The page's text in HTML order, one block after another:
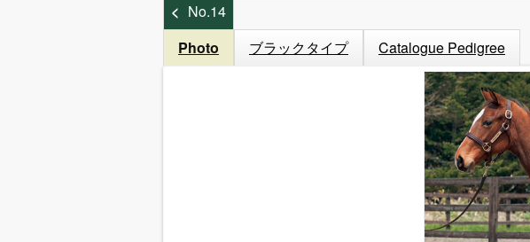
No.14
Photo
ブラックタイプ Catalogue Pedigree